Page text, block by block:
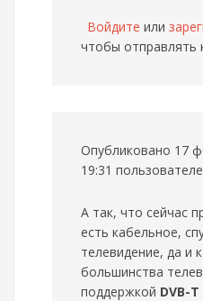
Войдите или
чтобы отправлять
Опубликовано 17
19:31
А так, что сейчас
есть кабельное,
телевидение, да и
большинства
поддержкой DVB-T